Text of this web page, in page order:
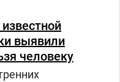
выявили
человеку